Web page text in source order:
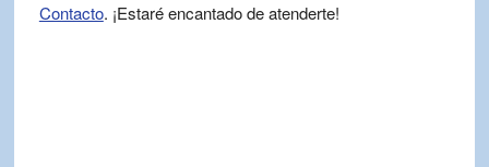
Contacto. ¡Estaré encantado de atenderte!